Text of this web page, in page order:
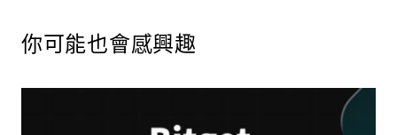
你可能也會感興趣